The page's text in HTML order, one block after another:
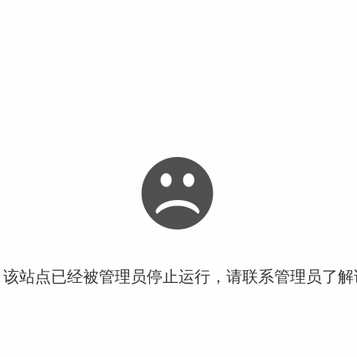
站点已经被管理员停止运行，请联系管理员了